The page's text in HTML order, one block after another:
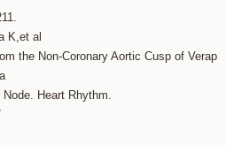
K,et al
the Non-Coronary Aortic Cusp of Verap
Heart Rhythm.